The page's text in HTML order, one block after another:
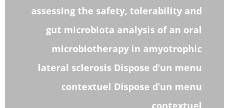
assessing the safety, tolerability and
gut microbiota analysis of an oral
microbiotherapy in amyotrophic
lateral sclerosis Dispose d’un menu
contextuel Dispose d’un menu
contextuel